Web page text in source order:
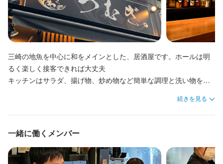
三崎の地魚を中心に和をメインとした、居酒屋です。ホールは明
るく楽しく接客できれば大丈夫
キッチンはサラダ、揚げ物、炒め物など簡単な調理と洗い物を手
お客様との距離感が近く楽しいお話をしながらの、接客や料理提
供をしてもらいます。
続きを見る
一緒に働くメンバー
店名
和ダイニング つむぎ
勤務地
神奈川県横浜市中区常盤町3-35-2
法人名・事業者名
身に付くスキル
包丁さばき 盛り付け技術 高級食材の知識 日本酒の知識
焼酎の知識
ウイスキーの知識
魚の知識 野菜の知識 食器の知識
サービスマナー
店舗運営
仕入れ・食材の目利き
選考の流れ
内定となります。分からない事があれば、気兼ねなくご相談くだ
さい。
お店の採用担当者からのメッセージ